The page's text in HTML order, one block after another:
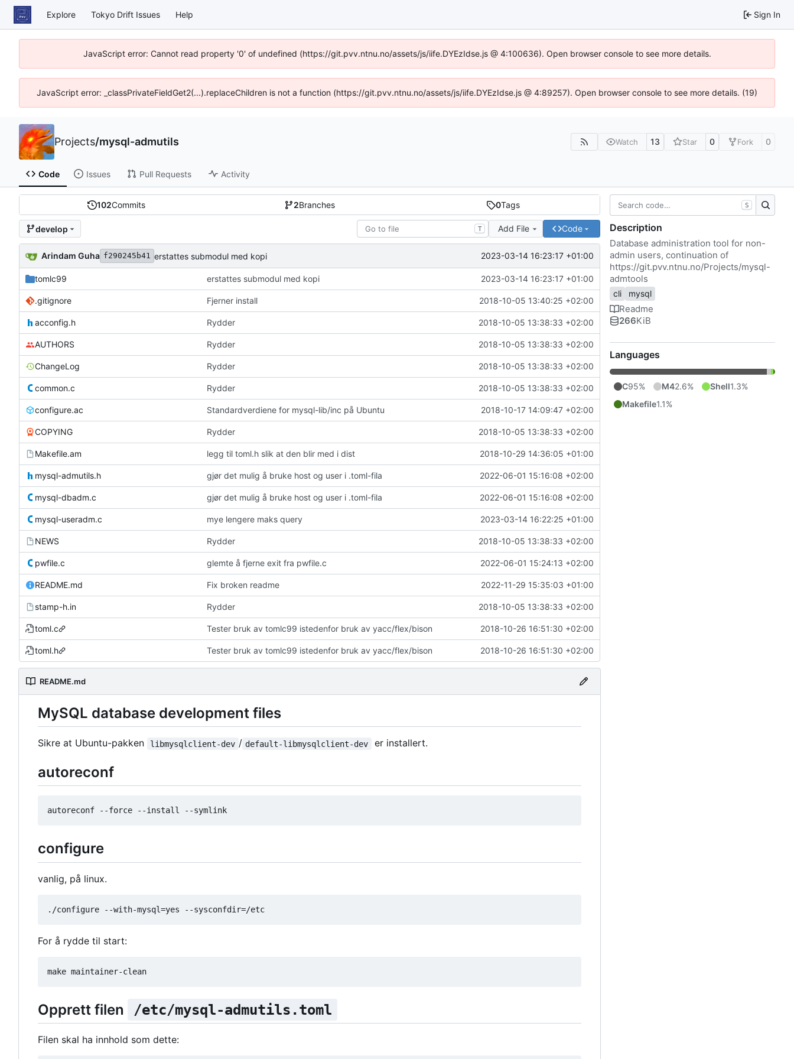
Explore Tokyo Drift Issues Help Sign In
JavaScript error: Cannot read property '0' of undefined (https://git.pvv.ntnu.no/assets/js/iife.DYEzIdse.js @ 4:100636). Open browser console to see more details.
JavaScript error: _classPrivateFieldGet2(...).replaceChildren is not a function (https://git.pvv.ntnu.no/assets/js/iife.DYEzIdse.js @ 4:89257). Open browser console to see more details. (19)
Projects/mysql-admutils Watch 13 Star 0 Fork 0
Code Issues Pull Requests Activity
102Commits 2Branches 0Tags
develop T Add File Code
Arindam Guha f290245b41 erstattes submodul med kopi 2023-03-14 16:23:17 +01:00
tomlc99 erstattes submodul med kopi 2023-03-14 16:23:17 +01:00
.gitignore Fjerner install 2018-10-05 13:40:25 +02:00
acconfig.h Rydder 2018-10-05 13:38:33 +02:00
AUTHORS Rydder 2018-10-05 13:38:33 +02:00
ChangeLog Rydder 2018-10-05 13:38:33 +02:00
common.c Rydder 2018-10-05 13:38:33 +02:00
configure.ac Standardverdiene for mysql-lib/inc på Ubuntu 2018-10-17 14:09:47 +02:00
COPYING Rydder 2018-10-05 13:38:33 +02:00
Makefile.am legg til toml.h slik at den blir med i dist 2018-10-29 14:36:05 +01:00
mysql-admutils.h gjør det mulig å bruke host og user i .toml-fila 2022-06-01 15:16:08 +02:00
mysql-dbadm.c gjør det mulig å bruke host og user i .toml-fila 2022-06-01 15:16:08 +02:00
mysql-useradm.c mye lengere maks query 2023-03-14 16:22:25 +01:00
NEWS Rydder 2018-10-05 13:38:33 +02:00
pwfile.c glemte å fjerne exit fra pwfile.c 2022-06-01 15:24:13 +02:00
README.md Fix broken readme 2022-11-29 15:35:03 +01:00
stamp-h.in Rydder 2018-10-05 13:38:33 +02:00
toml.c Tester bruk av tomlc99 istedenfor bruk av yacc/flex/bison 2018-10-26 16:51:30 +02:00
toml.h Tester bruk av tomlc99 istedenfor bruk av yacc/flex/bison 2018-10-26 16:51:30 +02:00
README.md
MySQL database development files
Sikre at Ubuntu-pakken libmysqlclient-dev / default-libmysqlclient-dev er installert.
autoreconf
configure
vanlig, på linux.
For å rydde til start:
Opprett filen /etc/mysql-admutils.toml
Filen skal ha innhold som dette:
S
Description
Database administration tool for non-
admin users, continuation of
https://git.pvv.ntnu.no/Projects/mysql-
admtools
cli mysql
Readme
266KiB
Languages
C95% M42.6% Shell1.3%
Makefile1.1%